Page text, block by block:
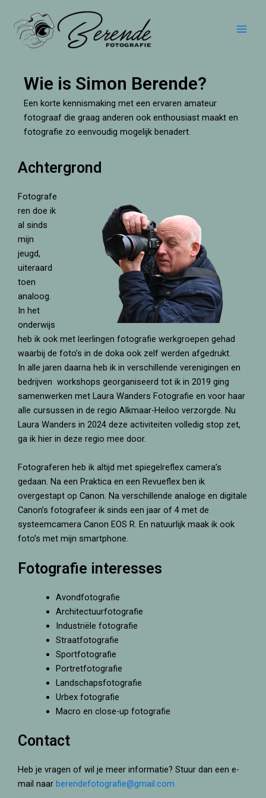
naar
inhoud
Wie is Simon Berende?
Een korte kennismaking met een ervaren amateur
fotograaf die graag anderen ook enthousiast maakt en
fotografie zo eenvoudig mogelijk benadert.
Achtergrond
Fotografe
ren doe ik
al sinds
mijn
jeugd,
uiteraard
toen
analoog.
In het
onderwijs
heb ik ook met leerlingen fotografie werkgroepen gehad
waarbij de foto’s in de doka ook zelf werden afgedrukt.
In alle jaren daarna heb ik in verschillende verenigingen en
bedrijven workshops georganiseerd tot ik in 2019 ging
samenwerken met Laura Wanders Fotografie en voor haar
alle cursussen in de regio Alkmaar-Heiloo verzorgde. Nu
Laura Wanders in 2024 deze activiteiten volledig stop zet,
ga ik hier in deze regio mee door.
Fotograferen heb ik altijd met spiegelreflex camera’s
gedaan. Na een Praktica en een Revueflex ben ik
overgestapt op Canon. Na verschillende analoge en digitale
Canon’s fotografeer ik sinds een jaar of 4 met de
systeemcamera Canon EOS R. En natuurlijk maak ik ook
foto’s met mijn smartphone.
Fotografie interesses
Avondfotografie
Architectuurfotografie
Industriële fotografie
Straatfotografie
Sportfotografie
Portretfotografie
Landschapsfotografie
Urbex fotografie
Macro en close-up fotografie
Contact
Heb je vragen of wil je meer informatie? Stuur dan een e-
mail naar berendefotografie@gmail.com